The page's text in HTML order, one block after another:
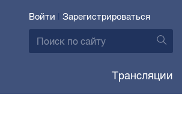
Войти | Зарегистрироваться
Трансляции